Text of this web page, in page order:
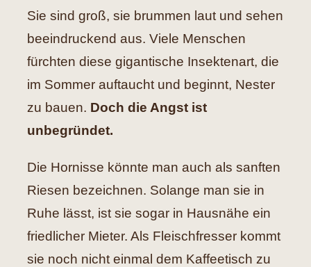
Hilfe
Spenden
Kontakt
nach:
Sie sind groß, sie brummen laut und sehen
beeindruckend aus. Viele Menschen
fürchten diese gigantische Insektenart, die
im Sommer auftaucht und beginnt, Nester
zu bauen. Doch die Angst ist
unbegründet.
Die Hornisse könnte man auch als sanften
Riesen bezeichnen. Solange man sie in
Ruhe lässt, ist sie sogar in Hausnähe ein
friedlicher Mieter. Als Fleischfresser kommt
sie noch nicht einmal dem Kaffeetisch zu